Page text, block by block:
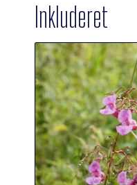
Inkluderet